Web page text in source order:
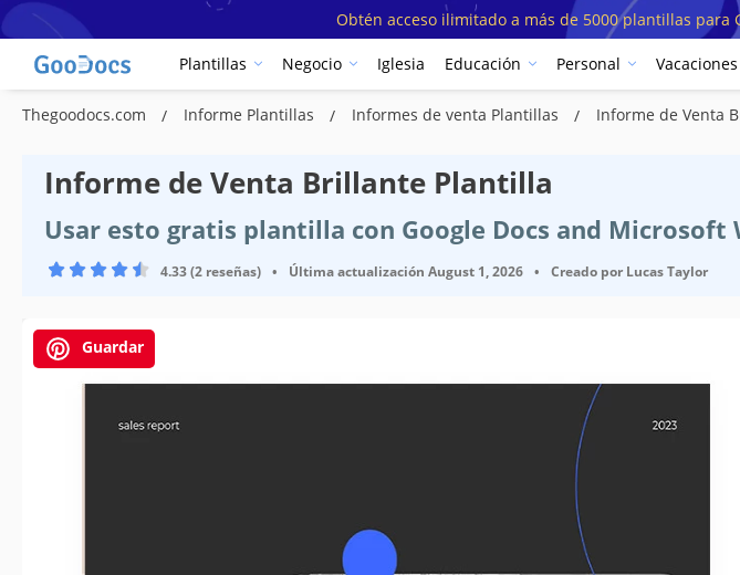
Obtén acceso ilimitado a más de 5000 plantillas para
Plantillas Negocio Iglesia Educación Personal Vacaciones
Thegoodocs.com Informe Plantillas Informes de venta Plantillas Informe de Venta
Informe de Venta Brillante Plantilla
Usar esto gratis plantilla con Google Docs and Microsoft
4.33 (2 reseñas) • Última actualización August 1, 2026 • Creado por Lucas Taylor
Guardar